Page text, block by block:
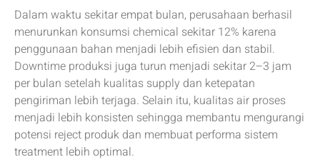
Dalam waktu sekitar empat bulan, perusahaan berhasil
menurunkan konsumsi chemical sekitar 12% karena
penggunaan bahan menjadi lebih efisien dan stabil.
Downtime produksi juga turun menjadi sekitar 2–3 jam
per bulan setelah kualitas supply dan ketepatan
pengiriman lebih terjaga. Selain itu, kualitas air proses
menjadi lebih konsisten sehingga membantu mengurangi
potensi reject produk dan membuat performa sistem
treatment lebih optimal.